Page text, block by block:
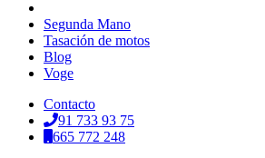
Segunda Mano
Tasación de motos
Blog
Voge
Contacto
91 733 93 75
665 772 248